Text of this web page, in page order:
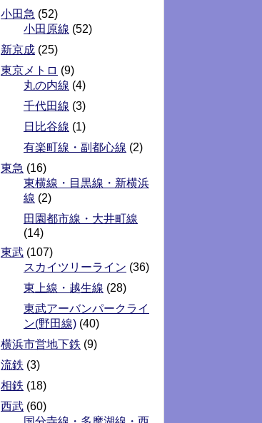
小田急 (52)
小田原線 (52)
新京成 (25)
東京メトロ (9)
丸の内線 (4)
千代田線 (3)
日比谷線 (1)
有楽町線・副都心線 (2)
東急 (16)
東横線・目黒線・新横浜
線 (2)
田園都市線・大井町線
(14)
東武 (107)
スカイツリーライン (36)
東上線・越生線 (28)
東武アーバンパークライ
ン(野田線) (40)
横浜市営地下鉄 (9)
流鉄 (3)
相鉄 (18)
西武 (60)